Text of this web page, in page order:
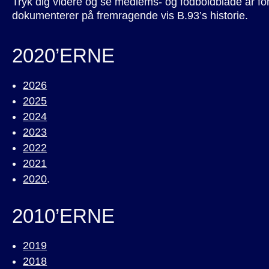
dokumenterer på fremragende vis B.93’s historie.
2020’ERNE
2026
2025
2024
2023
2022
2021
2020.
2010’ERNE
2019
2018